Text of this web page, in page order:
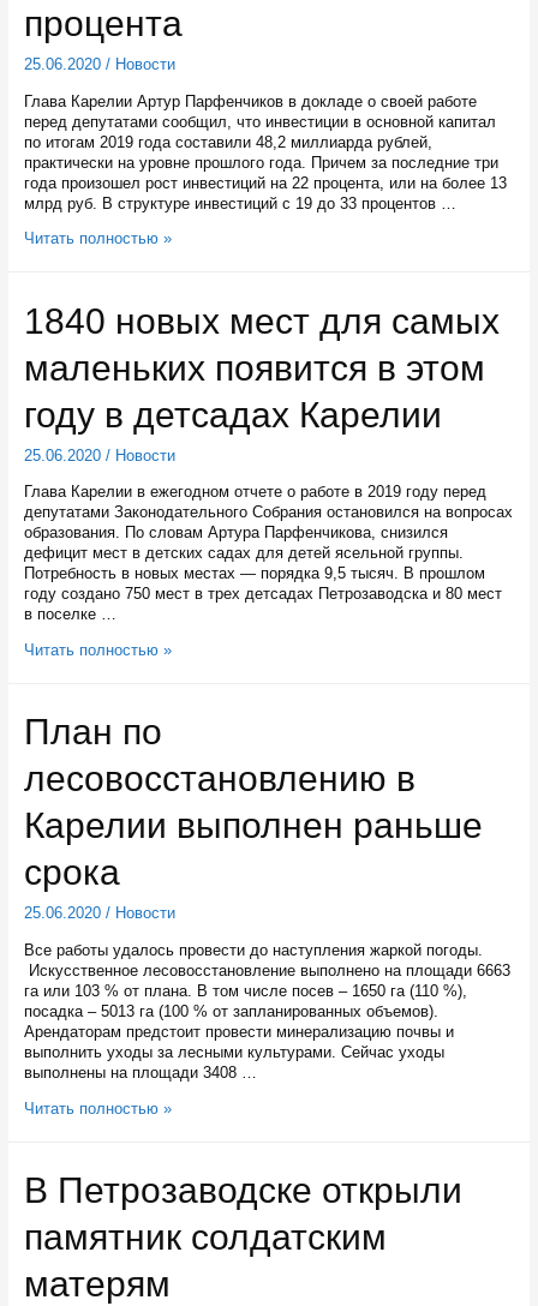
процентов
процента
25.06.2020/ Новости
Глава Карелии Артур Парфенчиков в докладе о своей работе
перед депутатами сообщил, что инвестиции в основной капитал
по итогам 2019 года составили 48,2 миллиарда рублей,
практически на уровне прошлого года. Причем за последние три
года произошел рост инвестиций на 22 процента, или на более 13
млрд руб. В структуре инвестиций с 19 до 33 процентов …
За
в
Карелии
выросли
на
процента
Читать полностью »
1840 новых мест для самых
маленьких появится в этом
году в детсадах Карелии
25.06.2020/ Новости
Глава Карелии в ежегодном отчете о работе в 2019 году перед
депутатами Законодательного Собрания остановился на вопросах
образования. По словам Артура Парфенчикова, снизился
дефицит мест в детских садах для детей ясельной группы.
Потребность в новых местах — порядка 9,5 тысяч. В прошлом
году создано 750 мест в трех детсадах Петрозаводска и 80 мест
в поселке …
1840
самых
появится
в
этом
году
детсадах
Карелии
Читать полностью »
План по
лесовосстановлению в
Карелии выполнен раньше
срока
25.06.2020/ Новости
Все работы удалось провести до наступления жаркой погоды.
Искусственное лесовосстановление выполнено на площади 6663
га или 103 % от плана. В том числе посев – 1650 га (110 %),
посадка – 5013 га (100 % от запланированных объемов).
Арендаторам предстоит провести минерализацию почвы и
выполнить уходы за лесными культурами. Сейчас уходы
выполнены на площади 3408 …
План
Карелии
раньше
срока
Читать полностью »
В Петрозаводске открыли
памятник солдатским
матерям